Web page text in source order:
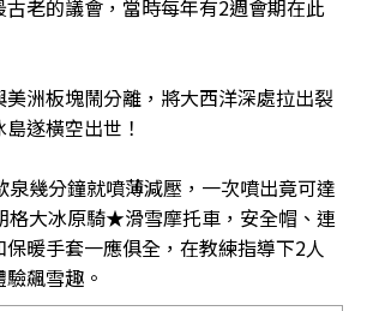
老的議會，當時每年有2週會期在此
洲板塊鬧分離，將大西洋深處拉出裂
遂橫空出世！
幾分鐘就噴薄減壓，一次噴出竟可達
格大冰原騎★滑雪摩托車，安全帽、連
暖手套一應俱全，在教練指導下2人
飆雪趣。